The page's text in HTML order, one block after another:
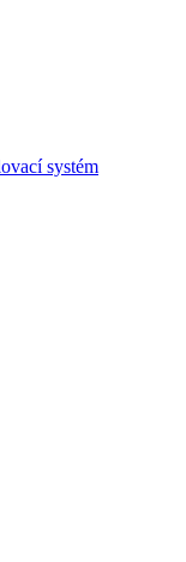
systém